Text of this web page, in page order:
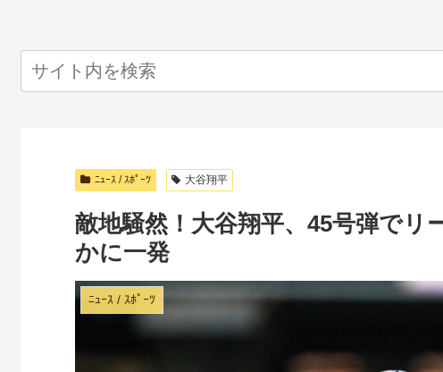
ﾆｭｰｽ / ｽﾎﾟｰﾂ 大谷翔平
敵地騒然！大谷翔平、45号弾で
かに一発
ﾆｭｰｽ / ｽﾎﾟｰﾂ